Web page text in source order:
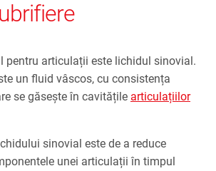
pentru articulații este lichidul sinovial.
un fluid vâscos, cu consistența
se găsește în cavitățile articulațiilor
sinovial este de a reduce
unei articulații în timpul